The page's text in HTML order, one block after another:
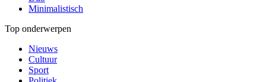
Minimalistisch
Top onderwerpen
Nieuws
Cultuur
Sport